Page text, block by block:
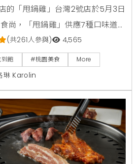
的「甩鍋雞」台灣2號店於5月3日
尚，「甩鍋雞」供應7種口味道
飽，吃完炒鍋，還能加高湯換吃
除了炒雞炒豬火鍋肉片都能無限
韓式炸雞、披薩、魚板湯、炸雞
需$469元即可享用滿滿一桌佳
惠接續至6月底，母親節檔期還特
要$399」。5月6日至5月31日
(共261人參與) 4,565
飽 #桃園美食 More
琳 Karolin